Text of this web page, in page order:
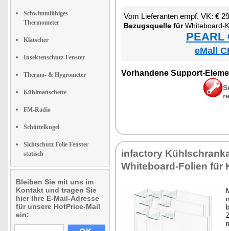
Schwimmfähiges
Thermometer
Klatscher
Insektenschutz-Fenster
Thermo- & Hygrometer
Kühlmanschette
FM-Radio
Schüttelkugel
Sichtschutz Folie Fenster
statisch
Bleiben Sie mit uns im
Kontakt und tragen Sie
hier Ihre E-Mail-Adresse
für unsere HotPrice-Mail
ein:
Vom Lie­fe­ran­ten empf. VK: €
Be­zugs­quel­le fürWhi­te­board-
PEARL
eMall
Vor­han­de­ne Sup­port-
in­fac­to­ry
Whi­te­board-Fo­li­en für